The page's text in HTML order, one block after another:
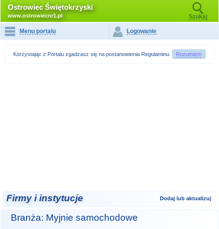
Ostrowiec Świętokrzyski
www.ostrowiecnr1.pl Szukaj
Menu portalu Logowanie
Korzystając z Portalu zgadzasz się na postanowienia Regulaminu Rozumiem
Firmy i instytucje Dodaj lub aktualizuj
Branża: Myjnie samochodowe